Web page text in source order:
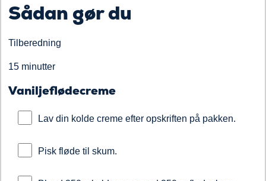
Sådan gør du
Tilberedning
15 minutter
Vaniljeflødecreme
Lav din kolde creme efter opskriften på pakken.
Pisk fløde til skum.